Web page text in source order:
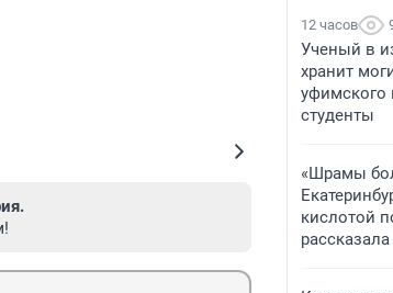
12 часов
Ученый в
хранит
уфимского
студенты
«Шрамы
кислотой